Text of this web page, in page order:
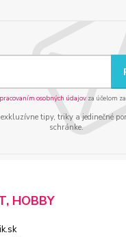
osobných údajov za účelom
tipy, triky a jedinečné
schránke.
HOBBY